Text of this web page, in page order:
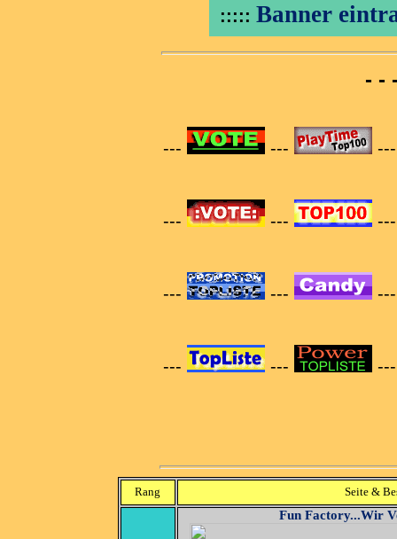
::::: Banner
- -
--- ---
--- ---
--- ---
--- ---
Rang Seite &
Fun Factory...Wir